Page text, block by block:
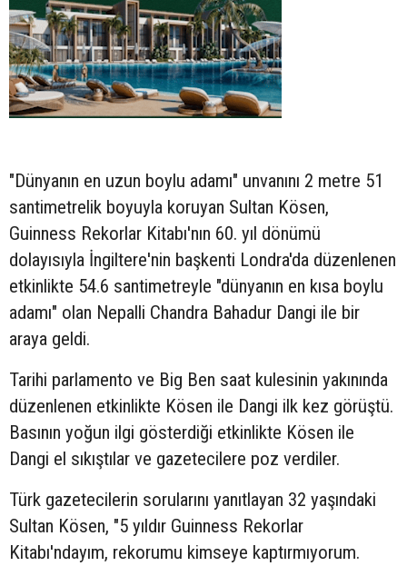
"Dünyanın en uzun boylu adamı" unvanını 2 metre 51
santimetrelik boyuyla koruyan Sultan Kösen,
Guinness Rekorlar Kitabı'nın 60. yıl dönümü
dolayısıyla İngiltere'nin başkenti Londra'da düzenlenen
etkinlikte 54.6 santimetreyle "dünyanın en kısa boylu
adamı" olan Nepalli Chandra Bahadur Dangi ile bir
araya geldi.
Tarihi parlamento ve Big Ben saat kulesinin yakınında
düzenlenen etkinlikte Kösen ile Dangi ilk kez görüştü.
Basının yoğun ilgi gösterdiği etkinlikte Kösen ile
Dangi el sıkıştılar ve gazetecilere poz verdiler.
Türk gazetecilerin sorularını yanıtlayan 32 yaşındaki
Sultan Kösen, "5 yıldır Guinness Rekorlar
Kitabı'ndayım, rekorumu kimseye kaptırmıyorum.